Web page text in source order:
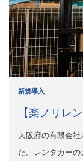
新規導入
【楽ノリレ
大阪府の有限会
た。レンタカー